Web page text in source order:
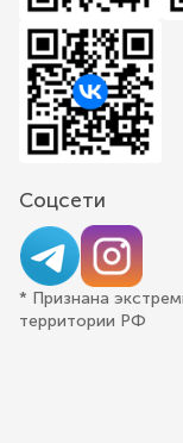
Соцсети
* Признана
территории РФ